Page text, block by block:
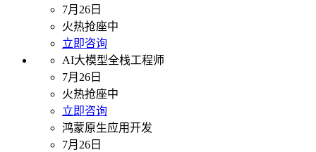
7月26日
火热抢座中
立即咨询
AI大模型全栈工程师
7月26日
火热抢座中
立即咨询
鸿蒙原生应用开发
7月26日